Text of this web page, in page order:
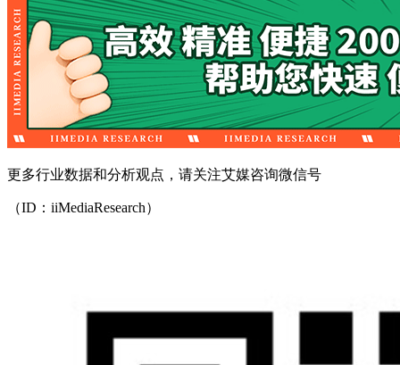
更多行业数据和分析观点，请关注艾媒咨询微信号
（ID：iiMediaResearch）